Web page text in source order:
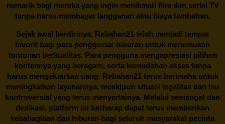
menarik bagi mereka yang ingin menikmati film dan serial TV
tanpa harus membayar langganan atau biaya tambahan.
Sejak awal berdirinya, Rebahan21 telah menjadi tempat
favorit bagi para penggemar hiburan untuk menemukan
tontonan berkualitas. Para pengguna mengapresiasi pilihan
kontennya yang beragam, serta kemudahan akses tanpa
harus mengeluarkan uang. Rebahan21terus berusaha untuk
meningkatkan layanannya, meskipun situasi legalitas dan isu
kontroversial yang terus menyertainya. Melalui semangat dan
dedikasi, platform ini berharap dapat terus memberikan
kebahagiaan dan hiburan bagi seluruh masyarakat pecinta